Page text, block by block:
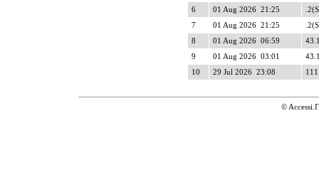
6
01 Aug 2026 21:25
7
01 Aug 2026 21:25
8
01 Aug 2026 06:59
9
01 Aug 2026 03:01
10
29 Jul 2026 23:08
©